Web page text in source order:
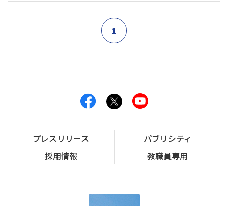
1
プレスリリース
パブリシティ
採用情報
教職員専用